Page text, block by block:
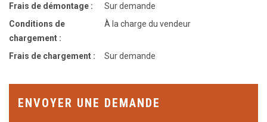
Frais de démontage :
Sur demande
Conditions de
chargement :
À la charge du vendeur
Frais de chargement : Sur demande
ENVOYER UNE DEMANDE